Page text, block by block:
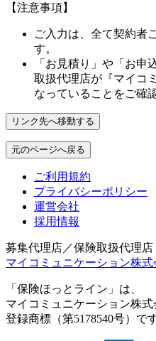
【注意事項】
ご入力は、全て契約者
す。
「お見積り」や「お申
取扱代理店が 『マイコ
なっていることをご確
リンク先へ移動する
元のページへ戻る
ご利用規約
プライバシーポリシー
運営会社
採用情報
募集代理店／保険取扱代理店
マイコミュニケーション株式
「保険ほっとライン」は、
マイコミュニケーション株式
登録商標（第5178540号）です